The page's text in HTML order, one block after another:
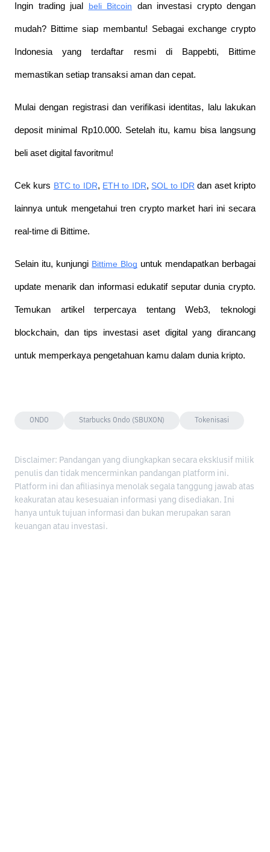
Ingin trading jual beli Bitcoin dan investasi crypto dengan
mudah? Bittime siap membantu! Sebagai exchange crypto
Indonesia yang terdaftar resmi di Bappebti, Bittime
memastikan setiap transaksi aman dan cepat.
Mulai dengan registrasi dan verifikasi identitas, lalu lakukan
deposit minimal Rp10.000. Setelah itu, kamu bisa langsung
beli aset digital favoritmu!
Cek kurs BTC to IDR, ETH to IDR, SOL to IDR dan aset kripto
lainnya untuk mengetahui tren crypto market hari ini secara
real-time di Bittime.
Selain itu, kunjungi Bittime Blog untuk mendapatkan berbagai
update menarik dan informasi edukatif seputar dunia crypto.
Temukan artikel terpercaya tentang Web3, teknologi
blockchain, dan tips investasi aset digital yang dirancang
untuk memperkaya pengetahuan kamu dalam dunia kripto.
ONDO Starbucks Ondo (SBUXON) Tokenisasi
Disclaimer: Pandangan yang diungkapkan secara eksklusif milik
penulis dan tidak mencerminkan pandangan platform ini.
Platform ini dan afiliasinya menolak segala tanggung jawab atas
keakuratan atau kesesuaian informasi yang disediakan. Ini
hanya untuk tujuan informasi dan bukan merupakan saran
keuangan atau investasi.